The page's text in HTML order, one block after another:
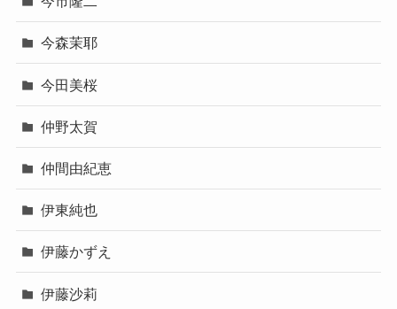
今森茉耶
今田美桜
仲野太賀
仲間由紀恵
伊東純也
伊藤かずえ
伊藤沙莉